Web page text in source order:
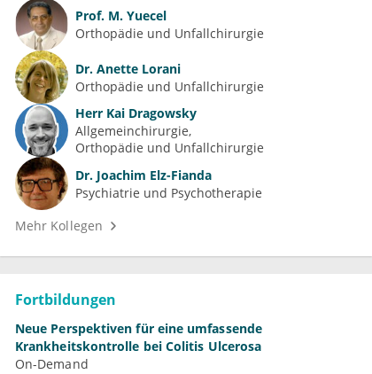
Prof. M. Yuecel
Orthopädie und Unfallchirurgie
Dr. Anette Lorani
Orthopädie und Unfallchirurgie
Herr Kai Dragowsky
Allgemeinchirurgie
Orthopädie und Unfallchirurgie
Dr. Joachim Elz-Fianda
Psychiatrie und Psychotherapie
Mehr Kollegen
Fortbildungen
Neue Perspektiven für eine umfassende
Krankheitskontrolle bei Colitis Ulcerosa
On-Demand